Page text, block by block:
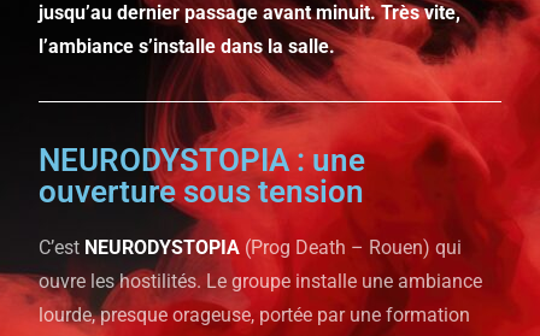
jusqu’au dernier passage avant minuit. Très vite,
l’ambiance s’installe dans la salle.
NEURODYSTOPIA : une
ouverture sous tension
C’est NEURODYSTOPIA (Prog Death – Rouen) qui
ouvre les hostilités. Le groupe installe une ambiance
lourde, presque orageuse, portée par une formation